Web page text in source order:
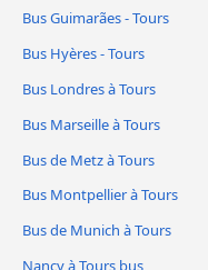
Bus Guimarães - Tours
Bus Hyères - Tours
Bus Londres à Tours
Bus Marseille à Tours
Bus de Metz à Tours
Bus Montpellier à Tours
Bus de Munich à Tours
Nancy à Tours bus